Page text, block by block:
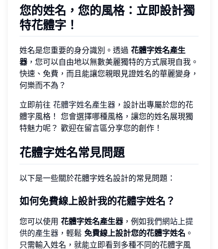
您的姓名，您的風格：立即設計獨
特花體字！
姓名是您重要的身分識別。透過 花體字姓名產生
器 ，您可以自由地以無數美麗獨特的方式展現自我。
快速、免費，而且能讓您親眼見證姓名的華麗變身，
何樂而不為？
立即前往 花體字姓名產生器 ，設計出專屬於您的花
體字風格！ 您會選擇哪種風格，讓您的姓名展現獨
特魅力呢？ 歡迎在留言區分享您的創作！
花體字姓名常見問題
以下是一些關於花體字姓名設計的常見問題：
如何免費線上設計我的花體字姓名？
您可以使用 花體字姓名產生器 ，例如我們網站上提
供的產生器 ，輕鬆 免費線上設計您的花體字姓名 。
只需輸入姓名，就能立即看到多種不同的花體字風